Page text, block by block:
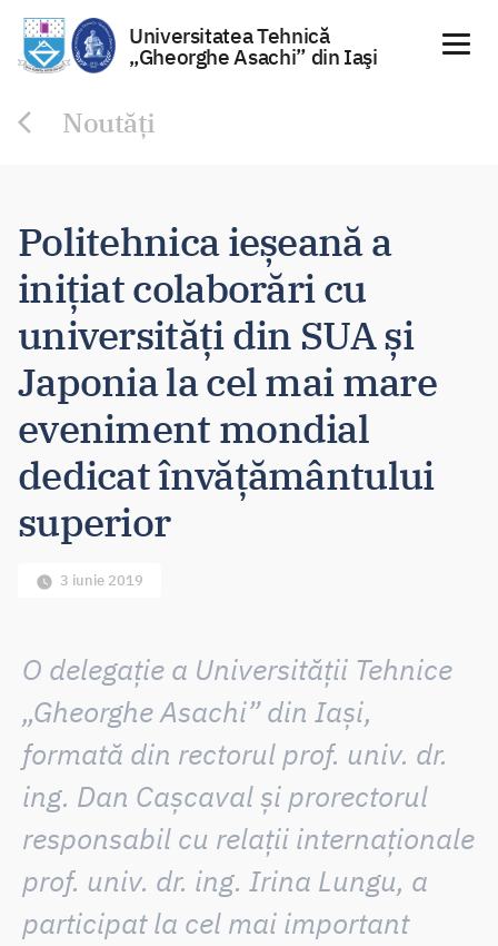
Universitatea Tehnică
„Gheorghe Asachi” din Iaşi
Noutăți
Politehnica ieșeană a
inițiat colaborări cu
universități din SUA și
Japonia la cel mai mare
eveniment mondial
dedicat învățământului
superior
3 iunie 2019
O delegație a Universității Tehnice
„Gheorghe Asachi” din Iași,
formată din rectorul prof. univ. dr.
ing. Dan Cașcaval și prorectorul
responsabil cu relații internaționale
prof. univ. dr. ing. Irina Lungu, a
participat la cel mai important